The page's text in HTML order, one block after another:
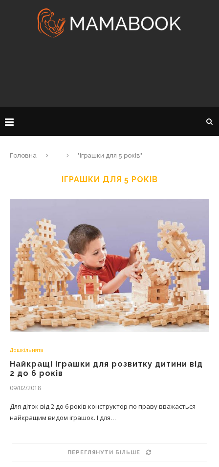
Головна "іграшки для 5 років"
ІГРАШКИ ДЛЯ 5 РОКІВ
Дошкільнята
Найкращі іграшки для розвитку дитини від
2 до 6 років
09/02/2018
Для діток від 2 до 6 років конструктор по праву вважається
найкращим видом іграшок. І для…
ПЕРЕГЛЯНУТИ БІЛЬШЕ